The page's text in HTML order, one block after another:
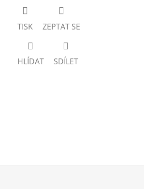
TISK ZEPTAT SE
HLÍDAT SDÍLET